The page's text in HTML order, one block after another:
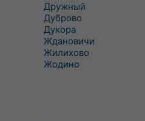
Дружный
Дуброво
Дукора
Ждановичи
Жилихово
Жодино